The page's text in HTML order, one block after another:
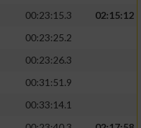
00:23:15.3
02:15:12
00:23:25.2
00:23:26.3
00:31:51.9
00:33:14.1